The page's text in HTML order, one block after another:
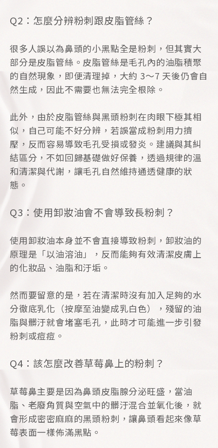
Q2：怎麼分辨粉刺跟皮脂管絲？
很多人誤以為鼻頭的小黑點全是粉刺，但其實大
部分是皮脂管絲。皮脂管絲是毛孔內的油脂積聚
的自然現象，即便清理掉，大約 3～7 天後仍會自
然生成，因此不需要也無法完全根除。
此外，由於皮脂管絲與黑頭粉刺在肉眼下極其相
似，自己可能不好分辨，若誤當成粉刺用力擠
壓，反而容易導致毛孔受損或發炎。建議與其糾
結區分，不如回歸基礎做好保養，透過規律的溫
和清潔與代謝，讓毛孔自然維持通透健康的狀
態。
Q3：使用卸妝油會不會導致長粉刺？
使用卸妝油本身並不會直接導致粉刺，卸妝油的
原理是「以油溶油」，反而能夠有效清潔皮膚上
的化妝品、油脂和汙垢。
然而要留意的是，若在清潔時沒有加入足夠的水
分徹底乳化（按摩至油變成乳白色），殘留的油
脂與髒汙就會堵塞毛孔，此時才可能進一步引發
粉刺或痘痘。
Q4：該怎麼改善草莓鼻上的粉刺？
草莓鼻主要是因為鼻頭皮脂腺分泌旺盛，當油
脂、老廢角質與空氣中的髒汙混合並氧化後，就
會形成密密麻麻的黑頭粉刺，讓鼻頭看起來像草
莓表面一樣佈滿黑點。